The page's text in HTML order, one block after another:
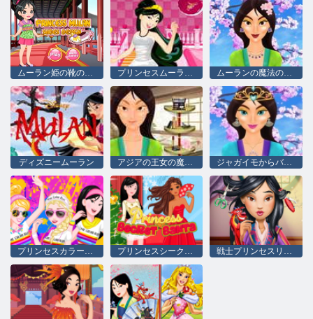
ムーラン姫の靴のデザイン プリンセスムーランのウェディングドレス ムーランの魔法の変身
ディズニームーラン アジアの王女の魔法の変身 ジャガイモからバダスへのアジアの王女
プリンセスカラーラン プリンセスシークレットサンタ null 戦士プリンセスリアルヘアカット null